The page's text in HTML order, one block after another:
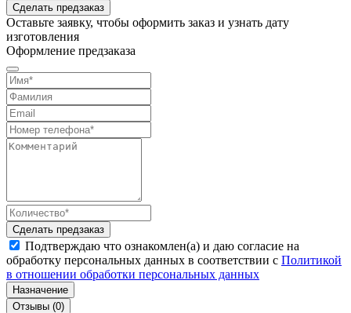
Сделать предзаказ
Оставьте заявку, чтобы оформить заказ и узнать дату
изготовления
Оформление предзаказа
Сделать предзаказ
Подтверждаю что ознакомлен(а) и даю согласие на
обработку персональных данных в соответствии с Политикой
в отношении обработки персональных данных
Назначение
Отзывы (0)